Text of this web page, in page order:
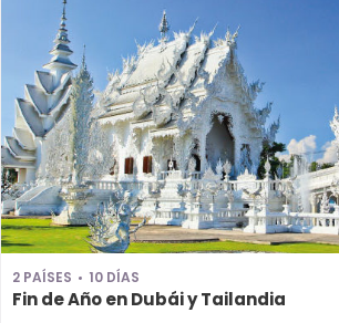
2 PAÍSES 10 DÍAS
Fin de Año en Dubái y Tailandia